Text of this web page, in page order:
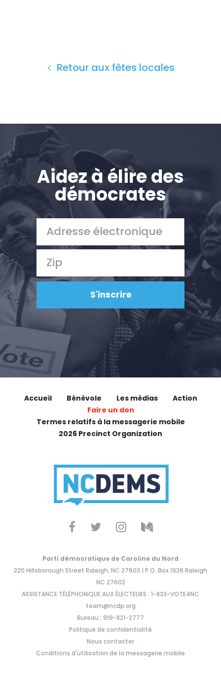
Take Back the Courts
Travailler avec nous
Vote
Retour aux fêtes locales
Aidez à élire des
démocrates
Accueil Bénévole Les médias
Action
Faire un don
Termes relatifs à la messagerie mobile
2026 Precinct Organization
Parti démocratique de Caroline du Nord
220 Hillsborough Street Raleigh, NC 27603 | P.O. Box 1926 Raleigh
NC 27602
ASSISTANCE TÉLÉPHONIQUE AUX ÉLECTEURS : 1-833-VOTE4NC
team@ncdp.org
Bureau : 919-821-2777
Politique de confidentialité
Nous contacter
Conditions d'utilisation de la messagerie mobile